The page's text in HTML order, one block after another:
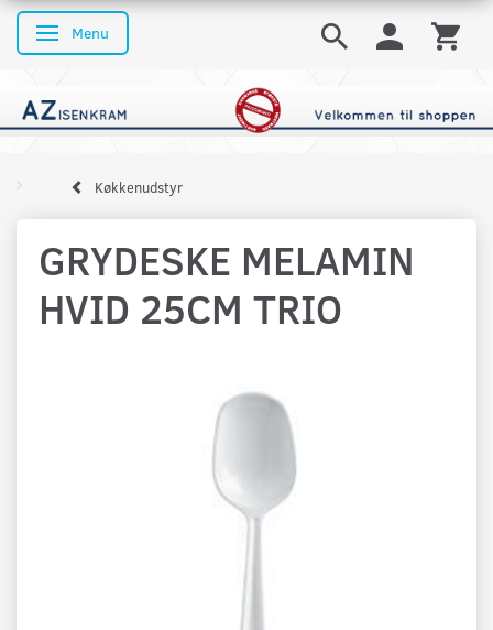
Skifte navigation
Menu
Køkkenudstyr
GRYDESKE MELAMIN
HVID 25CM TRIO